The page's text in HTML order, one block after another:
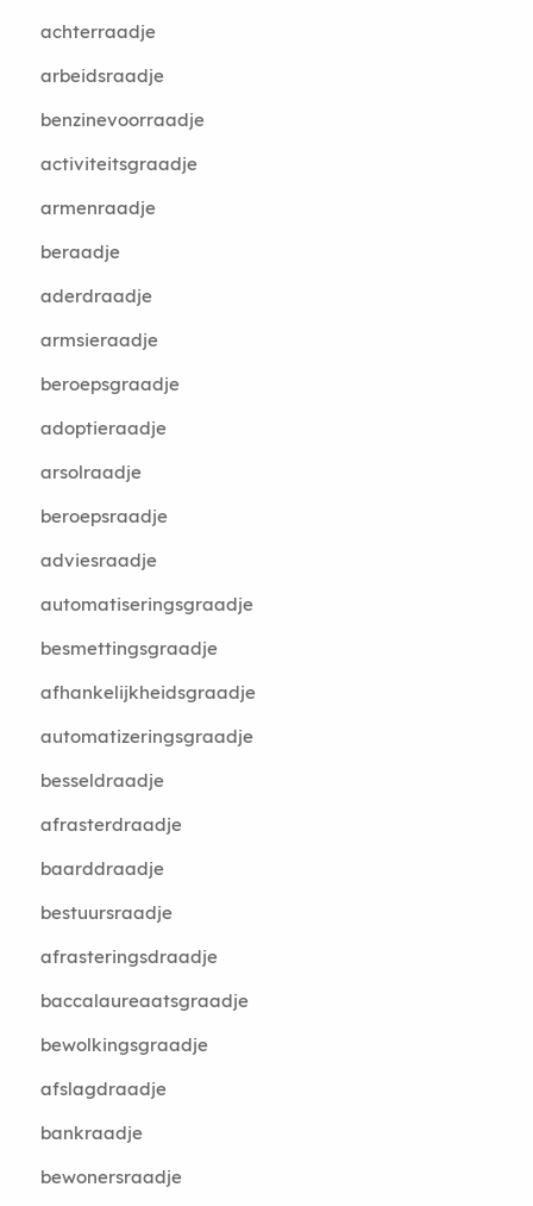
achterraadje
arbeidsraadje
benzinevoorraadje
activiteitsgraadje
armenraadje
beraadje
aderdraadje
armsieraadje
beroepsgraadje
adoptieraadje
arsolraadje
beroepsraadje
adviesraadje
automatiseringsgraadje
besmettingsgraadje
afhankelijkheidsgraadje
automatizeringsgraadje
besseldraadje
afrasterdraadje
baarddraadje
bestuursraadje
afrasteringsdraadje
baccalaureaatsgraadje
bewolkingsgraadje
afslagdraadje
bankraadje
bewonersraadje